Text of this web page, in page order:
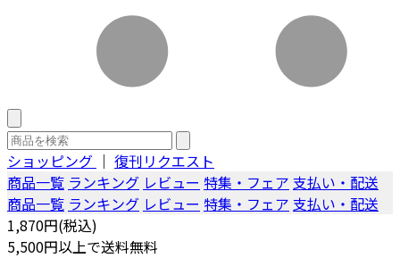
ショッピング ｜ 復刊リクエスト
商品一覧 ランキング レビュー 特集・フェア 支払い・配送
商品一覧 ランキング レビュー 特集・フェア 支払い・配送
1,870円(税込)
5,500円以上で送料無料